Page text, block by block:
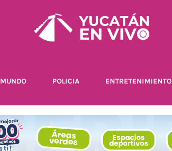
MUNDO POLICIA ENTRETENIMIENTO